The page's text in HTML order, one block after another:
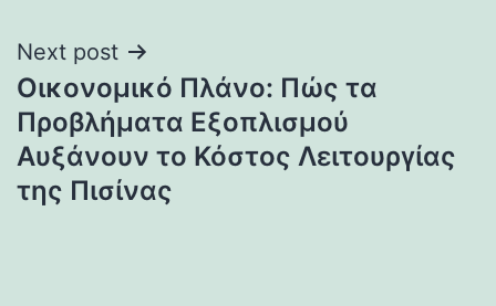
Next post
Οικονομικό Πλάνο: Πώς τα
Προβλήματα Εξοπλισμού
Αυξάνουν το Κόστος Λειτουργίας
της Πισίνας